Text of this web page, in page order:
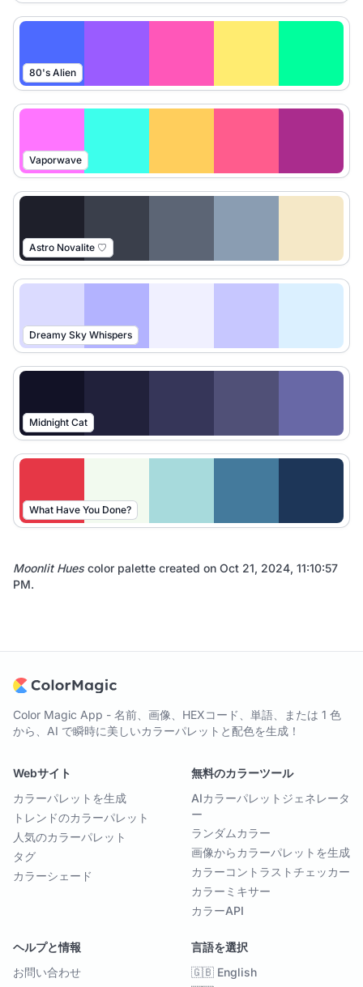
80's Alien
Vaporwave
Astro Novalite ♡
Dreamy Sky Whispers
Midnight Cat
What Have You Done?
Moonlit Hues color palette created on Oct 21, 2024, 11:10:57
PM.
Color Magic App - 名前、画像、HEXコード、単語、または 1 色
から、AI で瞬時に美しいカラーパレットと配色を生成！
Webサイト
カラーパレットを生成
トレンドのカラーパレット
人気のカラーパレット
タグ
カラーシェード
無料のカラーツール
AIカラーパレットジェネレータ
ー
ランダムカラー
画像からカラーパレットを生成
カラーコントラストチェッカー
カラーミキサー
カラーAPI
ヘルプと情報
お問い合わせ
言語を選択
🇬🇧 English